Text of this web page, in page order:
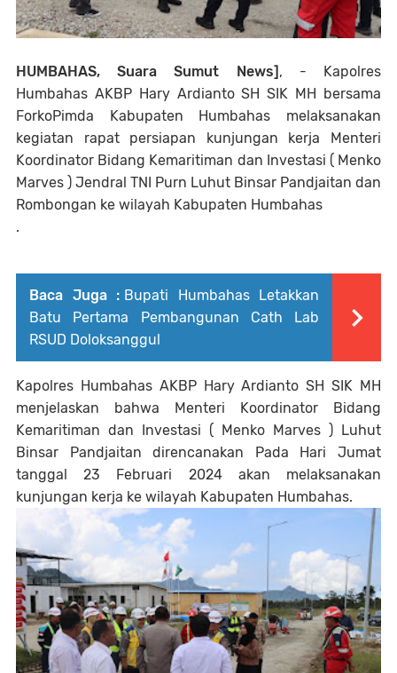
HUMBAHAS, Suara Sumut News], - Kapolres
Humbahas AKBP Hary Ardianto SH SIK MH bersama
ForkoPimda Kabupaten Humbahas melaksanakan
kegiatan rapat persiapan kunjungan kerja Menteri
Koordinator Bidang Kemaritiman dan Investasi ( Menko
Marves ) Jendral TNI Purn Luhut Binsar Pandjaitan dan
Rombongan ke wilayah Kabupaten Humbahas
.
Baca Juga : Bupati Humbahas Letakkan
Batu Pertama Pembangunan Cath Lab
RSUD Doloksanggul
Kapolres Humbahas AKBP Hary Ardianto SH SIK MH
menjelaskan bahwa Menteri Koordinator Bidang
Kemaritiman dan Investasi ( Menko Marves ) Luhut
Binsar Pandjaitan direncanakan Pada Hari Jumat
tanggal 23 Februari 2024 akan melaksanakan
kunjungan kerja ke wilayah Kabupaten Humbahas.